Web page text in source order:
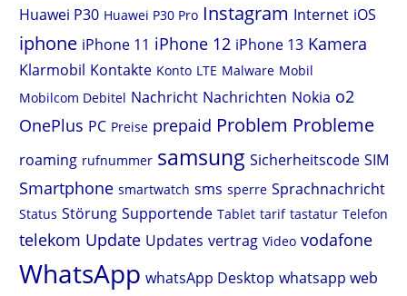
Huawei P30 Huawei P30 Pro Instagram Internet iOS
iphone iPhone 11 iPhone 12 iPhone 13 Kamera
Klarmobil Kontakte Konto LTE Malware Mobil
Mobilcom Debitel Nachricht Nachrichten Nokia o2
OnePlus PC Preise prepaid Problem Probleme
roaming rufnummer samsung Sicherheitscode SIM
Smartphone smartwatch sms sperre Sprachnachricht
Status Störung Supportende Tablet tarif tastatur Telefon
telekom Update Updates vertrag Video vodafone
WhatsApp whatsApp Desktop whatsapp web